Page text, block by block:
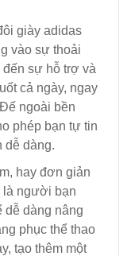
giày adidas
vào sự thoải
đến sự hỗ trợ và
cả ngày, ngay
ngoài bền
phép bạn tự tin
dễ dàng.
hay đơn giản
là người bạn
dễ dàng nâng
phục thể thao
tạo thêm một